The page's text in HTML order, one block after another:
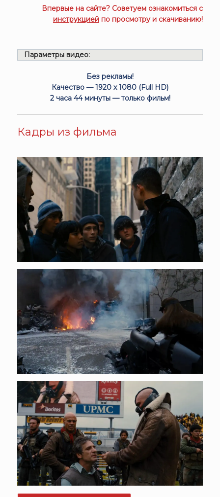
Впервые на сайте? Советуем ознакомиться с
инструкцией по просмотру и скачиванию!
Параметры видео:
Без рекламы!
Качество — 1920 x 1080 (Full HD)
2 часа 44 минуты — только фильм!
Кадры из фильма